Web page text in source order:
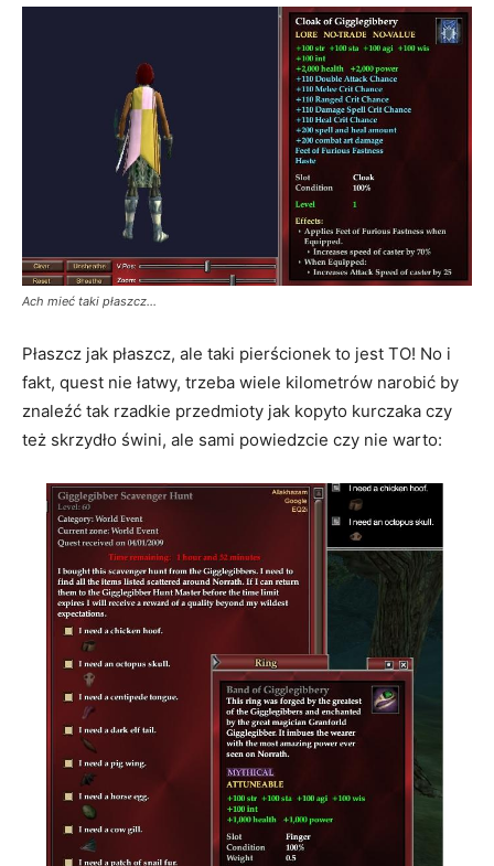
Ach mieć taki płaszcz...
Płaszcz jak płaszcz, ale taki pierścionek to jest TO! No i
fakt, quest nie łatwy, trzeba wiele kilometrów narobić by
znaleźć tak rzadkie przedmioty jak kopyto kurczaka czy
też skrzydło świni, ale sami powiedzcie czy nie warto: